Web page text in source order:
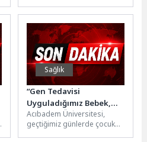
devam ediyor. Maltepe
Belediyesi'nin yaz boyunca...
Sağlık
“Gen Tedavisi
Uyguladığımız Bebek,
Bugün 27 Yaşında”
Acıbadem Üniversitesi,
geçtiğimiz günlerde çocuk